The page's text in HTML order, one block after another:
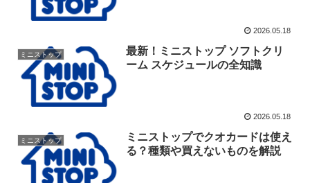
2026.05.18
ミニストップ
最新！ミニストップ ソフトクリ
ーム スケジュールの全知識
2026.05.18
ミニストップ
ミニストップでクオカードは使え
る？種類や買えないものを解説